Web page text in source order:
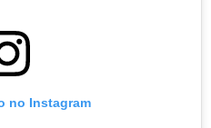
no Instagram